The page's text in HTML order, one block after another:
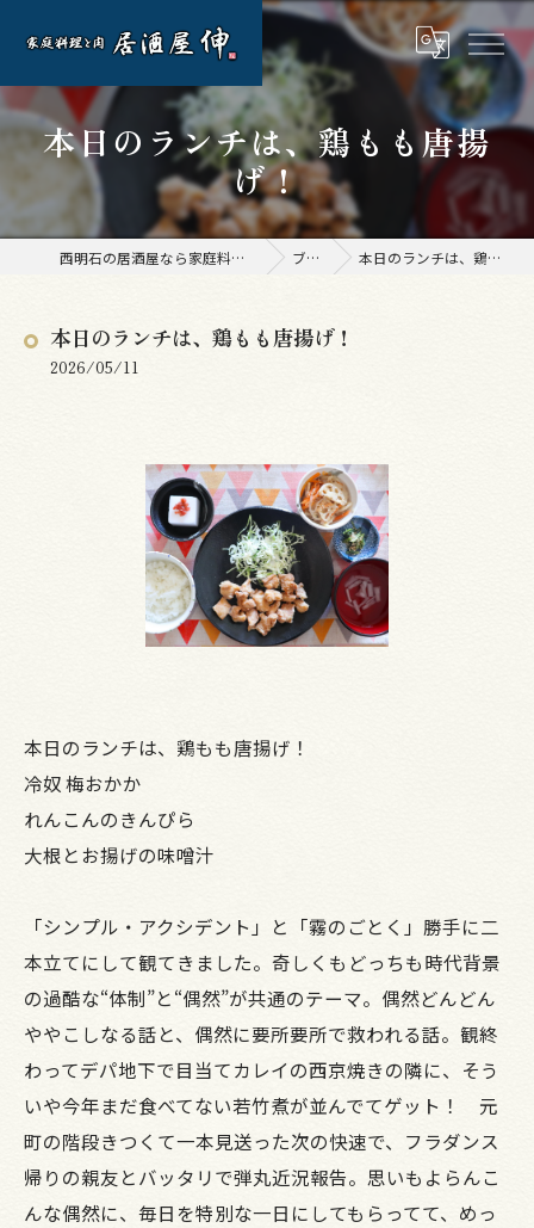
本日のランチは、鶏もも唐揚
げ！
西明石の居酒屋なら家庭料理と肉 居酒屋 伸 ブログ 本日のランチは、鶏もも唐揚げ！
本日のランチは、鶏もも唐揚げ！
2026/05/11
本日のランチは、鶏もも唐揚げ！
冷奴 梅おかか
れんこんのきんぴら
大根とお揚げの味噌汁
「シンプル・アクシデント」と「霧のごとく」勝手に二
本立てにして観てきました。奇しくもどっちも時代背景
の過酷な“体制”と“偶然”が共通のテーマ。偶然どんどん
ややこしなる話と、偶然に要所要所で救われる話。観終
わってデパ地下で目当てカレイの西京焼きの隣に、そう
いや今年まだ食べてない若竹煮が並んでてゲット！ 元
町の階段きつくて一本見送った次の快速で、フラダンス
帰りの親友とバッタリで弾丸近況報告。思いもよらんこ
んな偶然に、毎日を特別な一日にしてもらってて、めっ